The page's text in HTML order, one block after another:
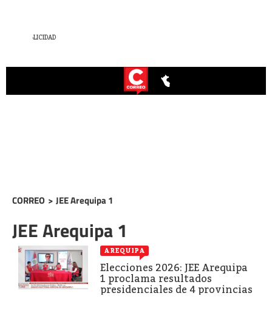
CORREO > JEE Arequipa 1
JEE Arequipa 1
AREQUIPA
Elecciones 2026: JEE Arequipa
1 proclama resultados
presidenciales de 4 provincias